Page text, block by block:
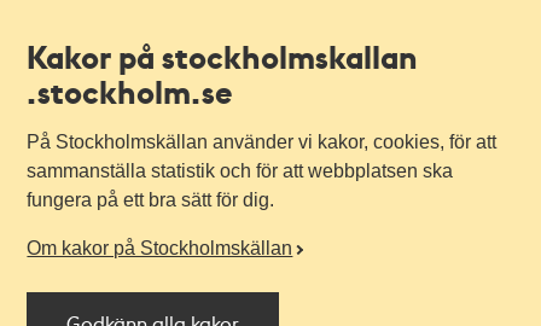
Kakor på stockholmskallan
.stockholm.se
På Stockholmskällan använder vi kakor, cookies, för att
sammanställa statistik och för att webbplatsen ska
fungera på ett bra sätt för dig.
Om kakor på Stockholmskällan